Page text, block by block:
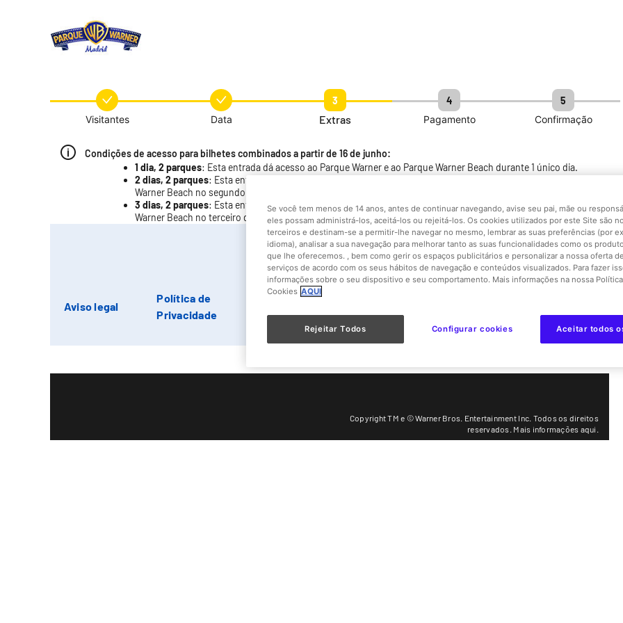
Visitantes Data
3
Extras
4
Pagamento
5
Confirmação
Condições de acesso para bilhetes combinados a partir de 16 de junho:
1 dia, 2 parques: Esta entrada dá acesso ao Parque Warner e ao Parque Warner Beach durante 1 único dia.
2 dias, 2 parques: Esta entrada dá acesso ao Parque Warner por dois dias consecutivos e acesso ao Parque
Warner Beach no segundo dia da data escolhida.
3 dias, 2 parques: Esta entrada dá acesso ao Parque Warner durante 3 dias consecutivos e acesso ao Parque
Warner Beach no terceiro dia da data escolhida.
Aviso legal
Política de
Privacidade
Termos e
Condições
Funcionamento
Copyright TM e © Warner Bros. Entertainment Inc. Todos os direitos
reservados. Mais informações aqui
Se você tem menos de 14 anos, antes de continuar navegando, avise seu pai, mãe ou
eles possam administrá-los, aceitá-los ou rejeitá-los. Os cookies utilizados por este Site são
terceiros e destinam-se a permitir-lhe navegar no mesmo, lembrar as suas preferências (por
idioma), analisar a sua navegação para melhorar tanto as suas funcionalidades como os
que lhe oferecemos. , bem como gerir os espaços publicitários e personalizar a nossa oferta
serviços de acordo com os seus hábitos de navegação e conteúdos visualizados. Para fazer
informações sobre o seu dispositivo e seu comportamento. Mais informações na nossa
Cookies AQUI
Rejeitar Todos Aceitar todos
Configurar cookies